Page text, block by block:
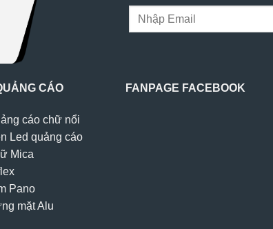
CÁO
cáo chữ nổi
Led quảng cáo
Mica
Pano
mặt Alu
FANPAGE FACEBOOK